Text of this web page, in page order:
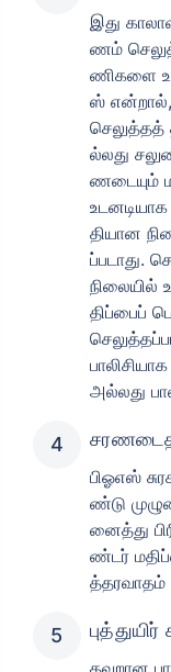
இது
ணம்
ணிகளை
ஸ் என்றால்,
செலுத்தத்
ல்லது
ணடையும்
உடனடியாக
தியான
ப்படாது.
நிலையில்
திப்பைப்
அல்லது
பிஓஎஸ்
ண்டு
னைத்து
ண்டர்
த்தரவாதம்